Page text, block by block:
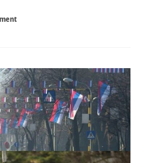
on
Bajaga,
Riblja
Čorba,
Dejan
Cukić…